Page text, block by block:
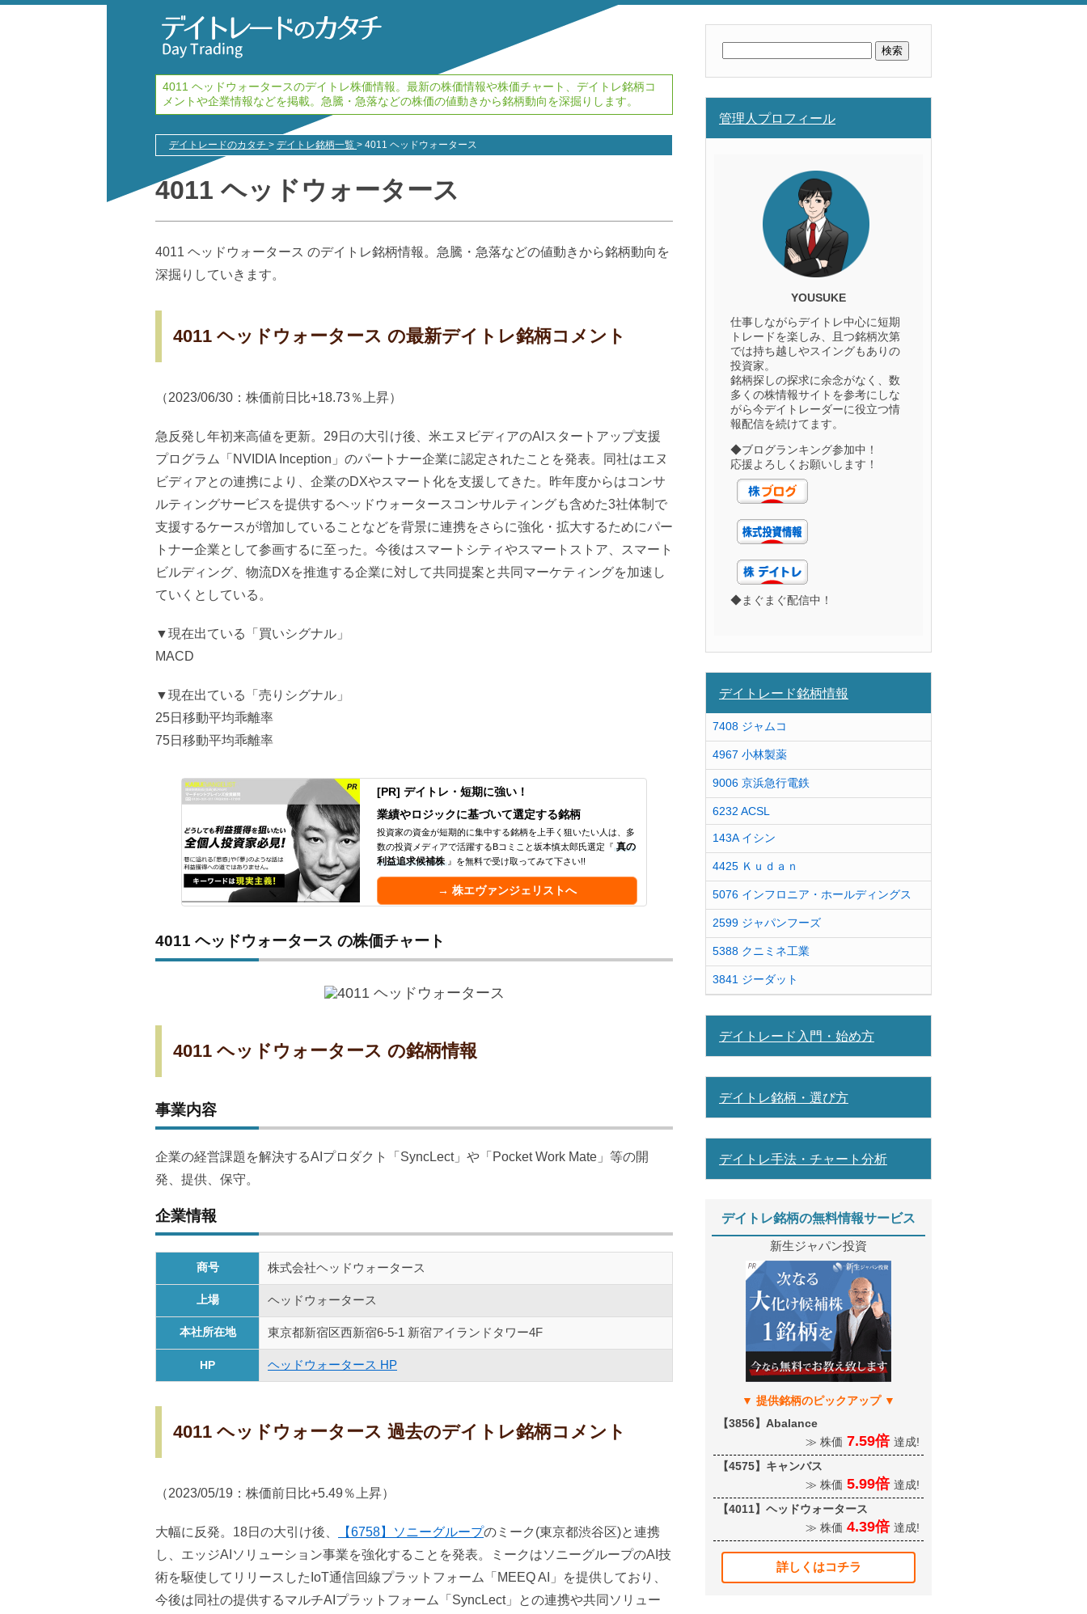
4011 ヘッドウォータースのデイトレ株価情報。最新の株価情報や株価チャート、デイトレ銘柄コ
メントや企業情報などを掲載。急騰・急落などの株価の値動きから銘柄動向を深掘りします。
デイトレードのカタチ > デイトレ銘柄一覧 > 4011 ヘッドウォータース
4011 ヘッドウォータース
4011 ヘッドウォータース のデイトレ銘柄情報。急騰・急落などの値動きから銘柄動向を
深掘りしていきます。
4011 ヘッドウォータース の最新デイトレ銘柄コメント
（2023/06/30：株価前日比+18.73％上昇）
急反発し年初来高値を更新。29日の大引け後、米エヌビディアのAIスタートアップ支援
プログラム「NVIDIA Inception」のパートナー企業に認定されたことを発表。同社はエヌ
ビディアとの連携により、企業のDXやスマート化を支援してきた。昨年度からはコンサ
ルティングサービスを提供するヘッドウォータースコンサルティングも含めた3社体制で
支援するケースが増加していることなどを背景に連携をさらに強化・拡大するためにパー
トナー企業として参画するに至った。今後はスマートシティやスマートストア、スマート
ビルディング、物流DXを推進する企業に対して共同提案と共同マーケティングを加速し
ていくとしている。
▼現在出ている「買いシグナル」
MACD
▼現在出ている「売りシグナル」
25日移動平均乖離率
75日移動平均乖離率
[PR] デイトレ・短期に強い！
業績やロジックに基づいて選定する銘柄
投資家の資金が短期的に集中する銘柄を上手く狙いたい人は、多
数の投資メディアで活躍するBコミこと坂本慎太郎氏選定『 真の
利益追求候補株 』を無料で受け取ってみて下さい!!
→ 株エヴァンジェリストへ
4011 ヘッドウォータース の株価チャート
4011 ヘッドウォータース の銘柄情報
事業内容
企業の経営課題を解決するAIプロダクト「SyncLect」や「Pocket Work Mate」等の開
発、提供、保守。
企業情報
商号 株式会社ヘッドウォータース
上場 ヘッドウォータース
本社所在地 東京都新宿区西新宿6-5-1 新宿アイランドタワー4F
HP ヘッドウォータース HP
4011 ヘッドウォータース 過去のデイトレ銘柄コメント
（2023/05/19：株価前日比+5.49％上昇）
大幅に反発。18日の大引け後、 【6758】ソニーグループのミーク(東京都渋谷区)と連携
し、エッジAIソリューション事業を強化することを発表。ミークはソニーグループのAI技
術を駆使してリリースしたIoT通信回線プラットフォーム「MEEQ AI」を提供しており、
今後は同社の提供するマルチAIプラットフォーム「SyncLect」との連携や共同ソリュー
検
索:
管理人プロフィール
YOUSUKE
仕事しながらデイトレ中心に短期
トレードを楽しみ、且つ銘柄次第
では持ち越しやスイングもありの
投資家。
銘柄探しの探求に余念がなく、数
多くの株情報サイトを参考にしな
がら今デイトレーダーに役立つ情
報配信を続けてます。
◆ブログランキング参加中！
応援よろしくお願いします！
◆まぐまぐ配信中！
デイトレード銘柄情報
7408 ジャムコ
4967 小林製薬
9006 京浜急行電鉄
6232 ACSL
143A イシン
4425 Ｋｕｄａｎ
5076 インフロニア・ホールディングス
2599 ジャパンフーズ
5388 クニミネ工業
3841 ジーダット
デイトレード入門・始め方
デイトレ銘柄・選び方
デイトレ手法・チャート分析
デイトレ銘柄の無料情報サービス
新生ジャパン投資
【3856】Abalance
≫ 株価 7.59倍 達成!
【4575】キャンバス
≫ 株価 5.99倍 達成!
【4011】ヘッドウォータース
≫ 株価 4.39倍 達成!
詳しくはコチラ